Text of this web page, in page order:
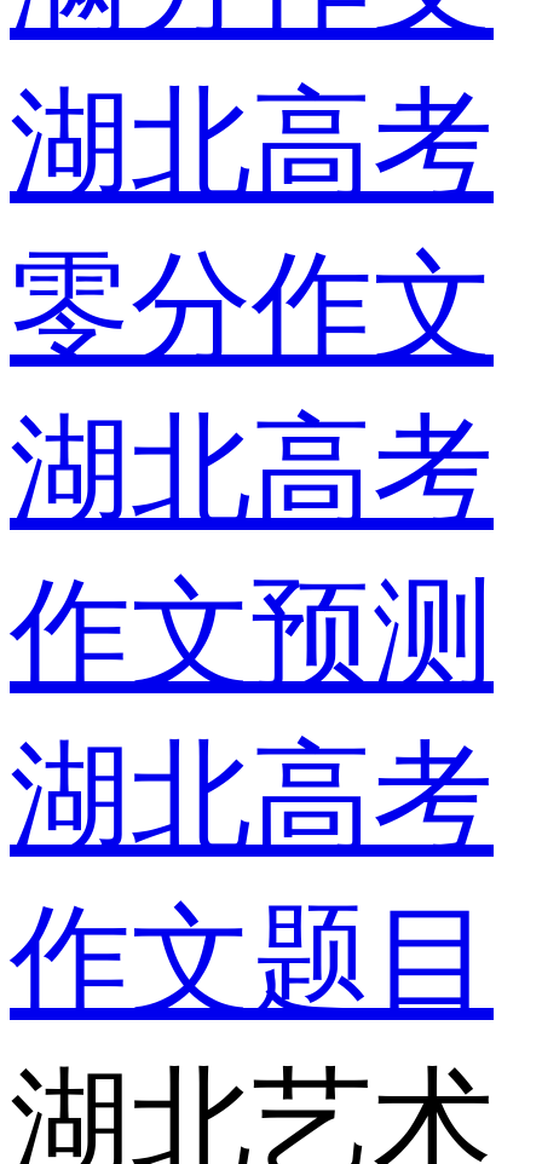
湖北高考
零分作文
湖北高考
作文预测
湖北高考
作文题目
湖北艺术